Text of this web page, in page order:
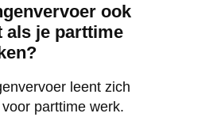
ook
als je parttime
leent zich
parttime werk.